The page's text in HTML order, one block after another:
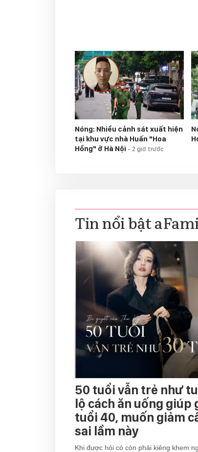
Nóng: Nhiều cảnh sát xuất hiện
tại khu vực nhà Huấn "Hoa
Hồng" ở Hà Nội - 2 giờ trước
Tin nổi bật
50 tuổi vẫn trẻ như
lộ cách ăn uống giúp
tuổi 40, muốn giảm
sai lầm này
Khi được hỏi có còn phải kiêng khem